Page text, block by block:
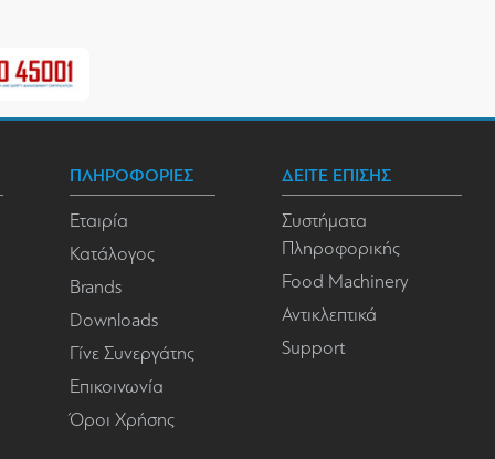
ΠΛΗΡΟΦΟΡΙΕΣ
Εταιρία
Κατάλογος
Brands
Downloads
Γίνε Συνεργάτης
Επικοινωνία
Όροι Χρήσης
ΔΕΙΤΕ ΕΠΙΣΗΣ
Συστήματα
Πληροφορικής
Food Machinery
Αντικλεπτικά
Support